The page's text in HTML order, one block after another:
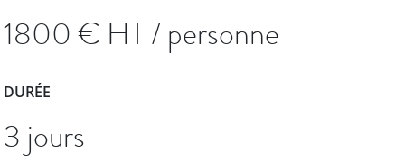
1800€ HT / personne
DURÉE
3 jours